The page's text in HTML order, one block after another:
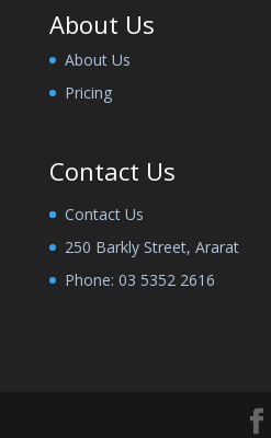
About Us
About Us
Pricing
Contact Us
Contact Us
250 Barkly Street, Ararat
Phone: 03 5352 2616